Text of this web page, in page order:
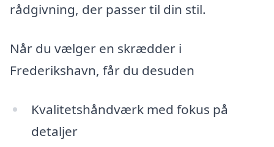
rådgivning, der passer til din stil.
Når du vælger en skrædder i
Frederikshavn, får du desuden
Kvalitetshåndværk med fokus på
detaljer